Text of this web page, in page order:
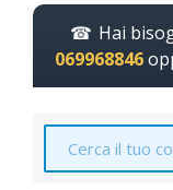
Hai
069968846